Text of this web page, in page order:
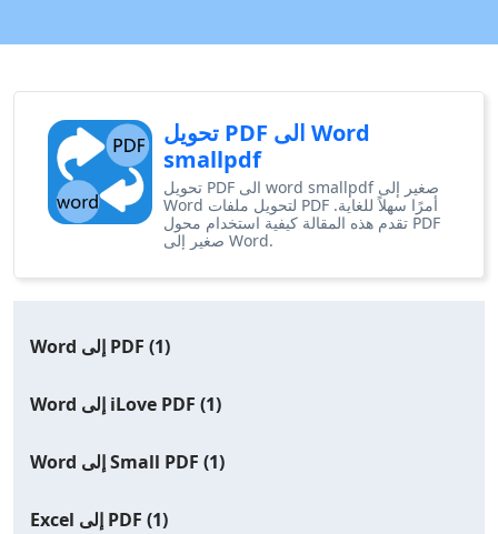
تحويل PDF الى Word
smallpdf
تحويل PDF الى word smallpdf صغير إلى
Word لتحويل ملفات PDF أمرًا سهلاً للغاية.
تقدم هذه المقالة كيفية استخدام محول PDF
صغير إلى Word.
Word إلى PDF (1)
Word إلى iLove PDF (1)
Word إلى Small PDF (1)
Excel إلى PDF (1)